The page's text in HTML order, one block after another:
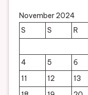
November 2024
S
S R
4
5 6
11
12 13